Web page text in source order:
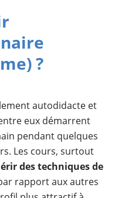
?
autodidacte et
eux démarrent
pendant quelques
Les cours, surtout
des techniques de
rapport aux autres